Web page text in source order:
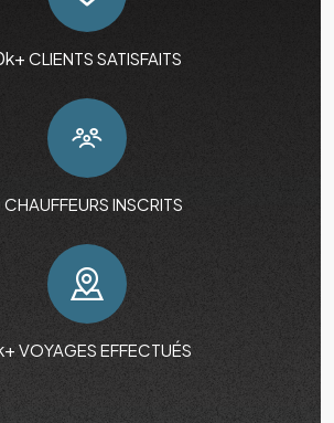
k+ CLIENTS SATISFAITS
CHAUFFEURS INSCRITS
VOYAGES EFFECTUÉS